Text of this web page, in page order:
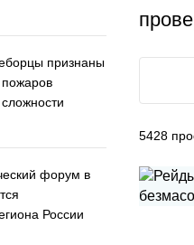
признаны
форум в
России
5428